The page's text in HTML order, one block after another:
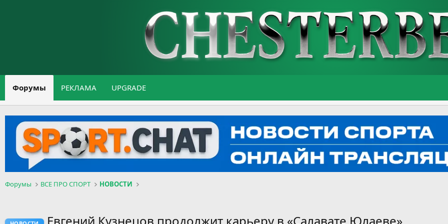
Форумы РЕКЛАМА UPGRADE
Форумы ВСЕ ПРО СПОРТ НОВОСТИ